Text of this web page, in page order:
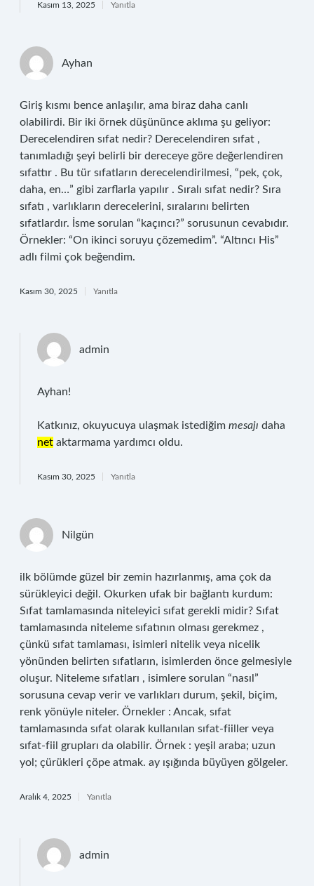
Kasım 13, 2025 Yanıtla
Ayhan
Giriş kısmı bence anlaşılır, ama biraz daha canlı
olabilirdi. Bir iki örnek düşününce aklıma şu geliyor:
Derecelendiren sıfat nedir? Derecelendiren sıfat ,
tanımladığı şeyi belirli bir dereceye göre değerlendiren
sıfattır . Bu tür sıfatların derecelendirilmesi, “pek, çok,
daha, en…” gibi zarflarla yapılır . Sıralı sıfat nedir? Sıra
sıfatı , varlıkların derecelerini, sıralarını belirten
sıfatlardır. İsme sorulan “kaçıncı?” sorusunun cevabıdır.
Örnekler: “On ikinci soruyu çözemedim”. “Altıncı His”
adlı filmi çok beğendim.
Kasım 30, 2025 Yanıtla
admin
Ayhan!
Katkınız, okuyucuya ulaşmak istediğim mesajı daha
net aktarmama yardımcı oldu.
Kasım 30, 2025 Yanıtla
Nilgün
ilk bölümde güzel bir zemin hazırlanmış, ama çok da
sürükleyici değil. Okurken ufak bir bağlantı kurdum:
Sıfat tamlamasında niteleyici sıfat gerekli midir? Sıfat
tamlamasında niteleme sıfatının olması gerekmez ,
çünkü sıfat tamlaması, isimleri nitelik veya nicelik
yönünden belirten sıfatların, isimlerden önce gelmesiyle
oluşur. Niteleme sıfatları , isimlere sorulan “nasıl”
sorusuna cevap verir ve varlıkları durum, şekil, biçim,
renk yönüyle niteler. Örnekler : Ancak, sıfat
tamlamasında sıfat olarak kullanılan sıfat-fiiller veya
sıfat-fiil grupları da olabilir. Örnek : yeşil araba; uzun
yol; çürükleri çöpe atmak. ay ışığında büyüyen gölgeler.
Aralık 4, 2025 Yanıtla
admin